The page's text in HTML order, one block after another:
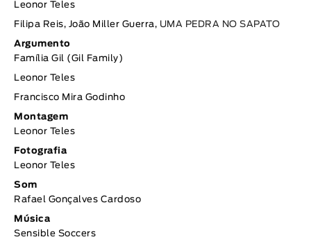
Leonor Teles
Filipa Reis, João Miller Guerra, UMA PEDRA NO SAPATO
Argumento
Família Gil (Gil Family)
Leonor Teles
Francisco Mira Godinho
Montagem
Leonor Teles
Fotografia
Leonor Teles
Som
Rafael Gonçalves Cardoso
Música
Sensible Soccers